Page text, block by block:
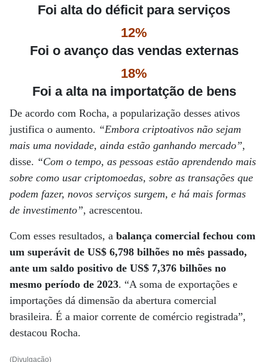
Foi alta do déficit para serviços
12%
Foi o avanço das vendas externas
18%
Foi a alta na importatção de bens
De acordo com Rocha, a popularização desses ativos
justifica o aumento. “Embora criptoativos não sejam
mais uma novidade, ainda estão ganhando mercado”,
disse. “Com o tempo, as pessoas estão aprendendo mais
sobre como usar criptomoedas, sobre as transações que
podem fazer, novos serviços surgem, e há mais formas
de investimento”, acrescentou.
Com esses resultados, a balança comercial fechou com
um superávit de US$ 6,798 bilhões no mês passado,
ante um saldo positivo de US$ 7,376 bilhões no
mesmo período de 2023. “A soma de exportações e
importações dá dimensão da abertura comercial
brasileira. É a maior corrente de comércio registrada”,
destacou Rocha.
(Divulgação)